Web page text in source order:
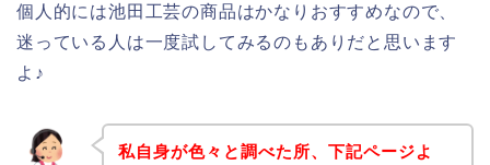
個人的には池田工芸の商品はかなりおすすめなので、
迷っている人は一度試してみるのもありだと思います
よ♪
私自身が色々と調べた所、下記ページよ